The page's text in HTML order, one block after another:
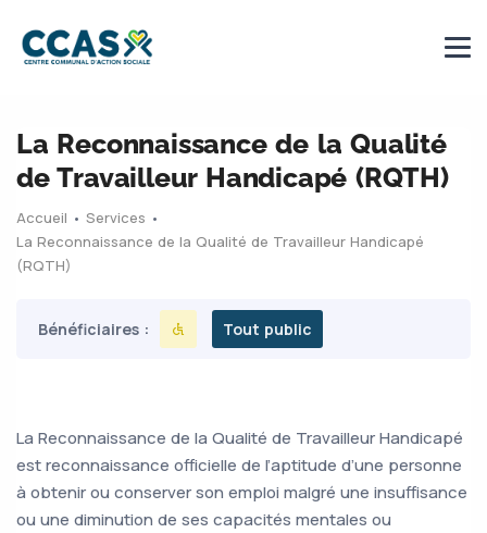
La Reconnaissance de la Qualité
de Travailleur Handicapé (RQTH)
Accueil • Services •
La Reconnaissance de la Qualité de Travailleur Handicapé
(RQTH)
Bénéficiaires : Tout public
La Reconnaissance de la Qualité de Travailleur Handicapé
est reconnaissance officielle de l’aptitude d’une personne
à obtenir ou conserver son emploi malgré une insuffisance
ou une diminution de ses capacités mentales ou